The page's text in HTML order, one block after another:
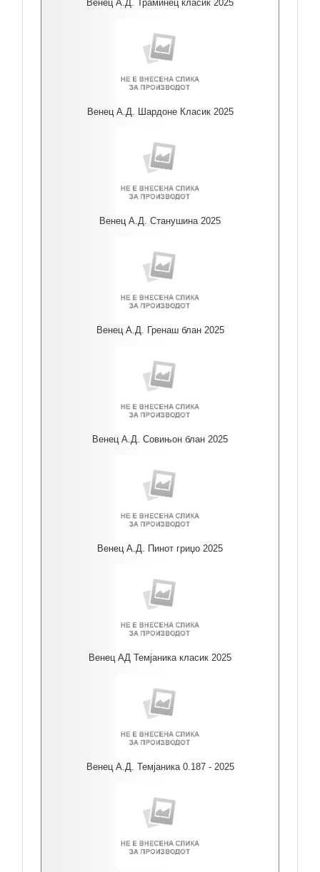
Венец А.Д. Траминец класик 2025
Венец А.Д. Шардоне Класик 2025
Венец А.Д. Станушина 2025
Венец А.Д. Гренаш блан 2025
Венец А.Д. Совињон блан 2025
Венец А.Д. Пинот гриџо 2025
Венец АД Темјаника класик 2025
Венец А.Д. Темјаника 0.187 - 2025